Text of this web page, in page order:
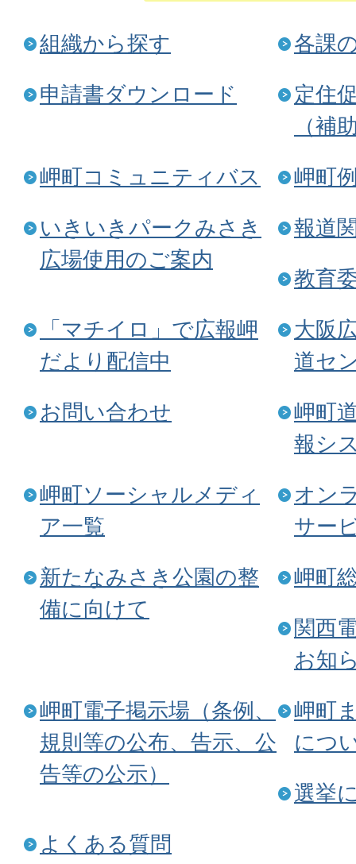
組織から探す 各課
申請書ダウンロード
定住
（補
岬町コミュニティバス 岬町
いきいきパークみさき
広場使用のご案内
報道
教育
「マチイロ」で広報岬
だより配信中
大阪
道セ
お問い合わせ
岬町
報シ
岬町ソーシャルメディ
ア一覧
オン
サー
新たなみさき公園の整
備に向けて
岬町
関西
お知
岬町電子掲示場（条例、
規則等の公布、告示、公
告等の公示）
岬町
につ
選挙
よくある質問